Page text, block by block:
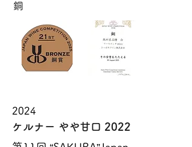
銅
2024
ケルナー やや甘口 2022